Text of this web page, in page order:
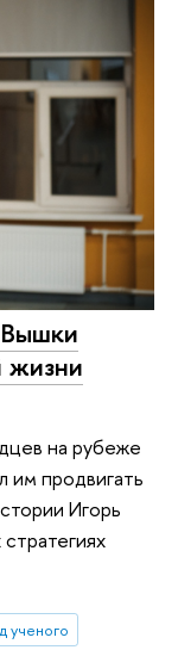
жизни
на рубеже
им продвигать
Игорь
ученого